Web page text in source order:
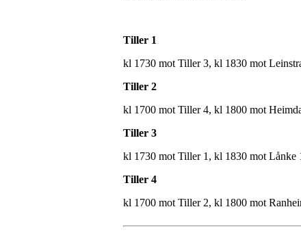
Tiller 1
kl 1730 mot Tiller 3, kl 1830 mot
Tiller 2
kl 1700 mot Tiller 4, kl 1800 mot
Tiller 3
kl 1730 mot Tiller 1, kl 1830 mot Lånke
Tiller 4
kl 1700 mot Tiller 2, kl 1800 mot